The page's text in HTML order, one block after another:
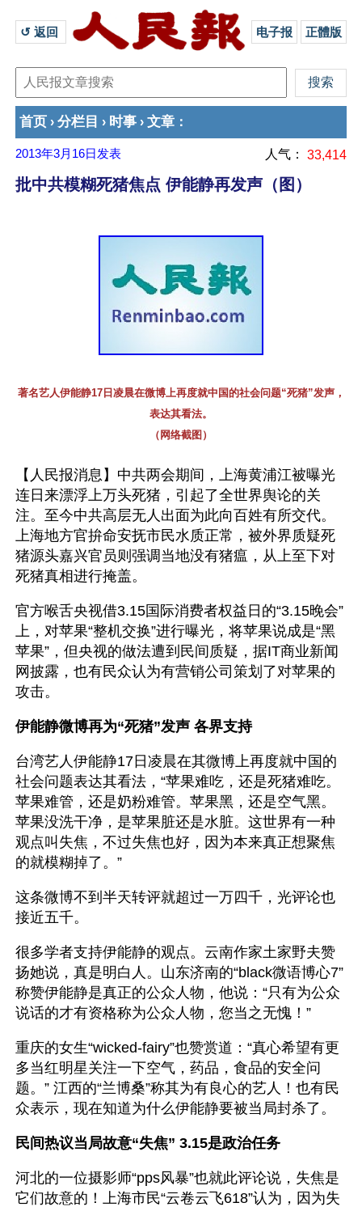
↺ 返回 电子报 正體版
首页 › 分栏目 › 时事 › 文章 ：
2013年3月16日 发表 人气： 33,414
批中共模糊死猪焦点 伊能静再发声（图）
著名艺人伊能静17日凌晨在微博上再度就中国的社会问题“死猪”发声，
表达其看法。
（网络截图）
【人民报消息】中共两会期间，上海黄浦江被曝光
连日来漂浮上万头死猪，引起了全世界舆论的关
注。至今中共高层无人出面为此向百姓有所交代。
上海地方官拚命安抚市民水质正常，被外界质疑死
猪源头嘉兴官员则强调当地没有猪瘟，从上至下对
死猪真相进行掩盖。
官方喉舌央视借3.15国际消费者权益日的“3.15晚会”
上，对苹果“整机交换”进行曝光，将苹果说成是“黑
苹果”，但央视的做法遭到民间质疑，据IT商业新闻
网披露，也有民众认为有营销公司策划了对苹果的
攻击。
伊能静微博再为“死猪”发声 各界支持
台湾艺人伊能静17日凌晨在其微博上再度就中国的
社会问题表达其看法，“苹果难吃，还是死猪难吃。
苹果难管，还是奶粉难管。苹果黑，还是空气黑。
苹果没洗干净，是苹果脏还是水脏。这世界有一种
观点叫失焦，不过失焦也好，因为本来真正想聚焦
的就模糊掉了。”
这条微博不到半天转评就超过一万四千，光评论也
接近五千。
很多学者支持伊能静的观点。云南作家土家野夫赞
扬她说，真是明白人。山东济南的“black微语博心7”
称赞伊能静是真正的公众人物，他说：“只有为公众
说话的才有资格称为公众人物，您当之无愧！”
重庆的女生“wicked-fairy”也赞赏道：“真心希望有更
多当红明星关注一下空气，药品，食品的安全问
题。” 江西的“兰博桑”称其为有良心的艺人！也有民
众表示，现在知道为什么伊能静要被当局封杀了。
民间热议当局故意“失焦” 3.15是政治任务
河北的一位摄影师“pps风暴”也就此评论说，失焦是
它们故意的！上海市民“云卷云飞618”认为，因为失